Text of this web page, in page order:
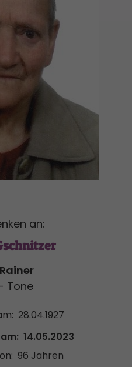
an:
Tone
28.04.1927
14.05.2023
96 Jahren